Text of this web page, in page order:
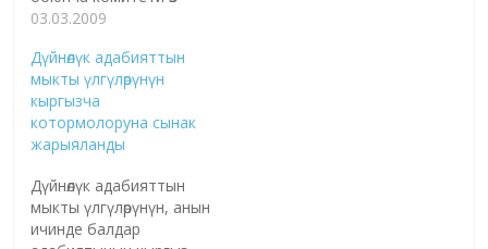
жыйынында "Акын
элесин түбөлүккө
калтыруу боюнча"
токтомду колдоду, деп
билдирет "24.kg"
маалымат агенттиги.
Алымкул Үсөнбаевдин
115-жылдыгына карата
бир катар иш-чаралар
03.03.2009
Дүйнөлүк адабияттын
мыкты үлгүлөрүнүн
кыргызча
котормолоруна сынак
жарыяланды
Дүйнөлүк адабияттын
мыкты үлгүлөрүнүн, анын
ичинде балдар